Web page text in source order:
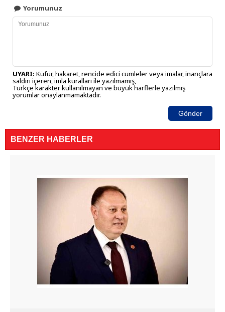
Yorumunuz
UYARI: Küfür, hakaret, rencide edici cümleler veya imalar, inançlara
saldırı içeren, imla kuralları ile yazılmamış,
Türkçe karakter kullanılmayan ve büyük harflerle yazılmış
yorumlar onaylanmamaktadır.
Gönder
BENZER HABERLER